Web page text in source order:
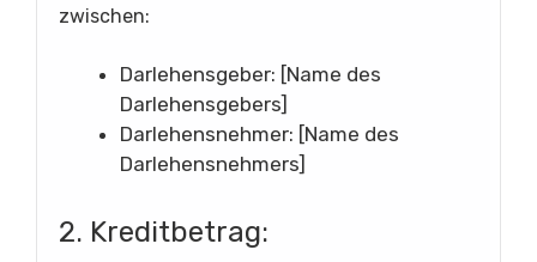
zwischen:
Darlehensgeber: [Name des
Darlehensgebers]
Darlehensnehmer: [Name des
Darlehensnehmers]
2. Kreditbetrag: